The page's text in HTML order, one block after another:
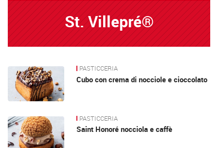
St. Villepré®
News PASTICCERIA
Cubo con crema di nocciole e cioccolato
PASTICCERIA
Saint Honoré nocciola e caffè